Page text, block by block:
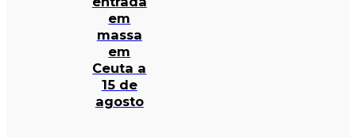
em
massa
em
Ceuta a
15 de
agosto